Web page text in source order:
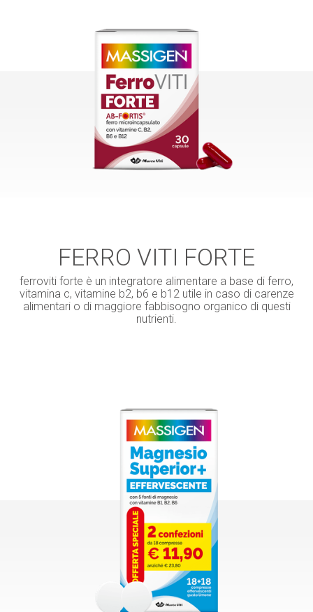
FERRO VITI FORTE
ferroviti forte è un integratore alimentare a base di ferro,
vitamina c, vitamine b2, b6 e b12 utile in caso di carenze
alimentari o di maggiore fabbisogno organico di questi
nutrienti.